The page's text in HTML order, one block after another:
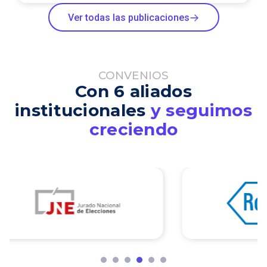
Ver todas las publicaciones
CONVENIOS
Con 6 aliados
institucionales y seguimos
creciendo